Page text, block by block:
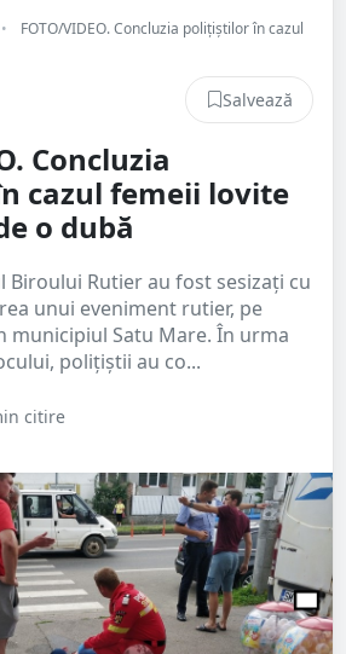
•
FOTO/VIDEO. Concluzia polițiștilor în cazul
Salvează
Concluzia
cazul femeii lovite
o dubă
Biroului Rutier au fost sesizați cu
unui eveniment rutier, pe
municipiul Satu Mare. În urma
polițiștii au co...
citire